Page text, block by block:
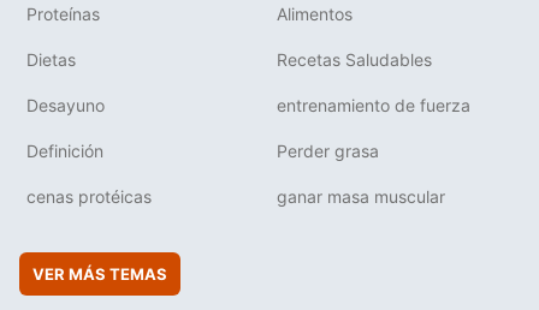
Proteínas Alimentos
Dietas Recetas Saludables
Desayuno entrenamiento de fuerza
Definición Perder grasa
cenas protéicas ganar masa muscular
VER MÁS TEMAS